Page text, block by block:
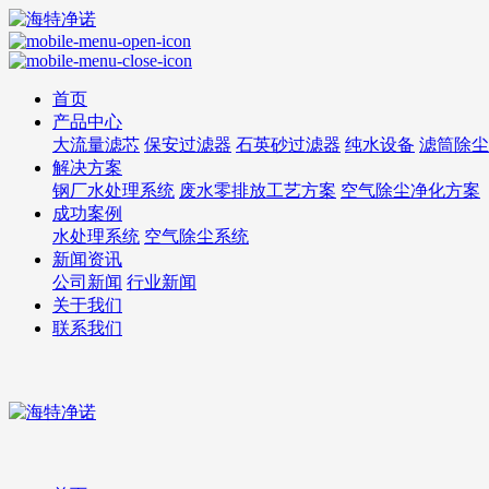
首页
产品中心
大流量滤芯 保安过滤器 石英砂过滤器 纯水设备 滤筒除
解决方案
钢厂水处理系统 废水零排放工艺方案 空气除尘净化方案
成功案例
水处理系统 空气除尘系统
新闻资讯
公司新闻 行业新闻
关于我们
联系我们